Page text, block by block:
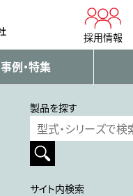
採用情報
事例・特集
製品を探す
サイト内検索